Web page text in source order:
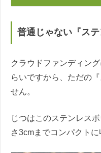
普通じゃない『ステ
クラウドファンディン
らいですから、ただの
せん。
じつはこのステンレス
さ3cmまでコンパクトに